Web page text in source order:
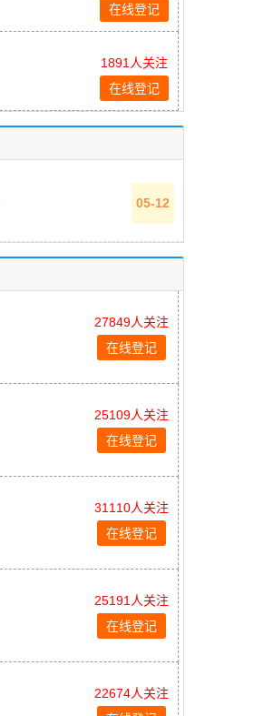
在线登记
1891人关注
在线登记
05-12
27849人关注
在线登记
25109人关注
在线登记
31110人关注
在线登记
25191人关注
在线登记
22674人关注